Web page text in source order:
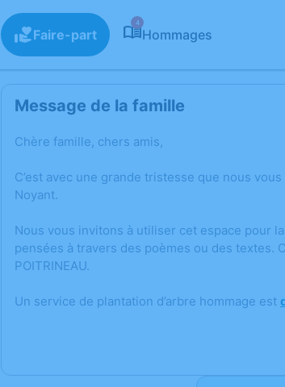
Faire-part
4
Hommages
Message de la famille
Chère famille, chers amis,
C’est avec une grande tristesse que nous
Noyant.
Nous vous invitons à utiliser cet espace pour
pensées à travers des poèmes ou des textes.
POITRINEAU.
Un service de plantation d’arbre hommage est